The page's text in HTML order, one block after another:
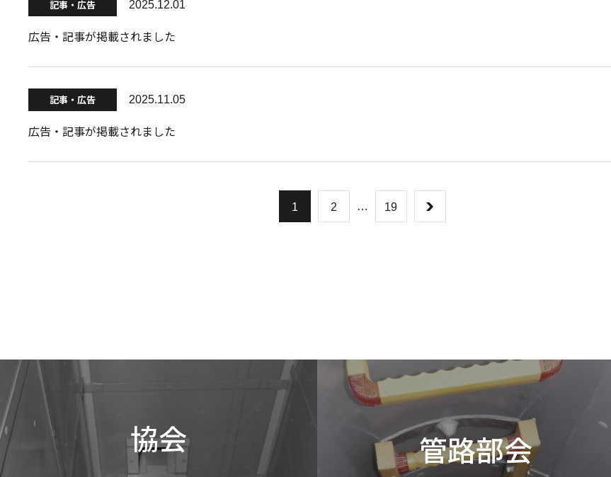
記事・広告 2025.12.01
広告・記事が掲載されました
記事・広告 2025.11.05
広告・記事が掲載されました
1 2 … 19
協会 管路部会